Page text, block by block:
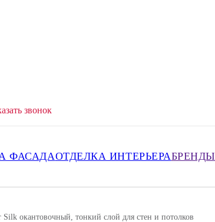
звонок
ФАСАДАОТДЕЛКА ИНТЕРЬЕРАБРЕНДЫ
окантовочный, тонкий слой для стен и потолков